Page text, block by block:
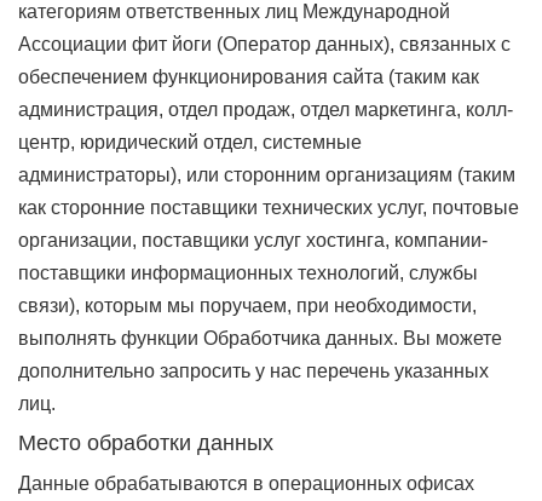
категориям ответственных лиц Международной
Ассоциации фит йоги (Оператор данных), связанных с
обеспечением функционирования сайта (таким как
администрация, отдел продаж, отдел маркетинга, колл-
центр, юридический отдел, системные
администраторы), или сторонним организациям (таким
как сторонние поставщики технических услуг, почтовые
организации, поставщики услуг хостинга, компании-
поставщики информационных технологий, службы
связи), которым мы поручаем, при необходимости,
выполнять функции Обработчика данных. Вы можете
дополнительно запросить у нас перечень указанных
лиц.
Место обработки данных
Данные обрабатываются в операционных офисах